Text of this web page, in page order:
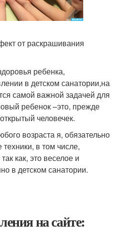
от раскрашивания
ребенка,
в детском санатории,на
самой важной задачей для
ребенок –это, прежде
человечек.
возраста я, обязательно
в том числе,
как, это веселое и
в детском санатории.
на сайте: